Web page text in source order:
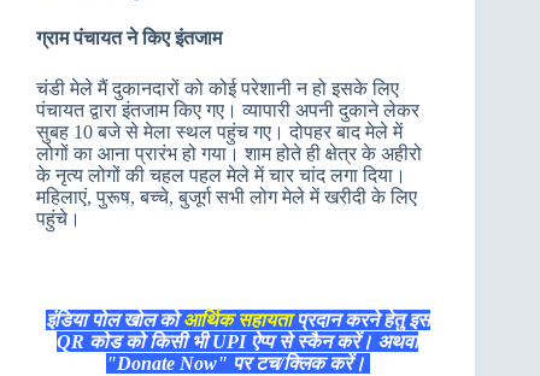
ग्राम पंचायत ने किए इंतजाम
चंडी मेले मैं दुकानदारों को कोई परेशानी न हो इसके लिए
पंचायत द्वारा इंतजाम किए गए। व्यापारी अपनी दुकाने लेकर
सुबह 10 बजे से मेला स्थल पहुंच गए। दोपहर बाद मेले में
लोगों का आना प्रारंभ हो गया। शाम होते ही क्षेत्र के अहीरो
के नृत्य लोगों की चहल पहल मेले में चार चांद लगा दिया।
महिलाएं, पुरूष, बच्चे, बुजूर्ग सभी लोग मेले में खरीदी के लिए
पहुंचे।
इंडिया पोल खोल कोआर्थिक सहायताप्रदान करने हेतु इस
QR कोड को किसी भी UPI ऐप्प से स्कैन करें। अथवा
"Donate Now" पर टच/क्लिक करें।